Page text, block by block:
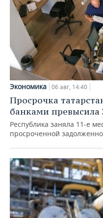
Экономика 06 авг, 14:40
Просрочка
банками превысила
Республика заняла 11-е
просроченной